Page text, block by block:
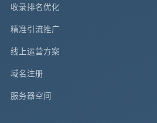
收录排名优化
精准引流推广
线上运营方案
域名注册
服务器空间